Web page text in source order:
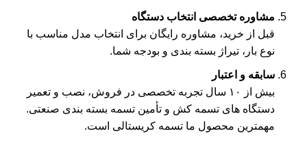
مشاوره تخصصی انتخاب دستگاه
قبل از خرید، مشاوره رایگان برای انتخاب مدل مناسب با
نوع بار، تیراژ بسته‌ بندی و بودجه شما.
سابقه و اعتبار
بیش از ۱۰ سال تجربه تخصصی در فروش، نصب و تعمیر
دستگاه‌ های تسمه‌ کش و تأمین تسمه بسته بندی صنعتی.
مهمترین محصول ما تسمه کریستالی است.